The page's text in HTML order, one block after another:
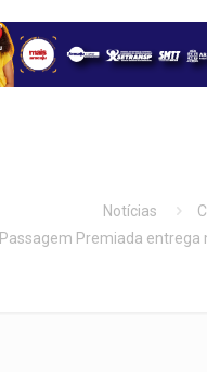
Notícias
Passagem Premiada entrega